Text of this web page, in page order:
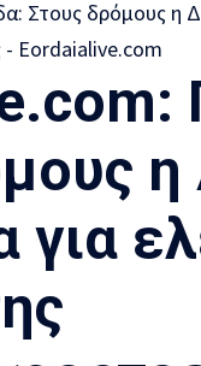
η
για